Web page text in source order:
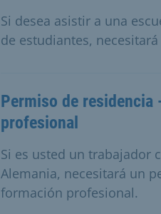
Si desea asistir a una
de estudiantes,
Permiso de
profesional
Si es usted un trabajador
Alemania, necesitará un
formación profesional.